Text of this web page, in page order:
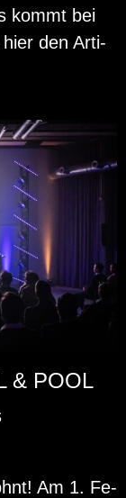
kommt bei
hier den Ar­ti­
& POOL
Am 1. Fe­